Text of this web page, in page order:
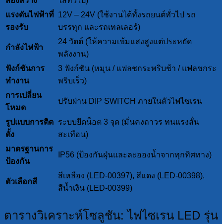
แรงดันไฟฟ้าที่
รองรับ
12V – 24V (ใช้งานได้ทั้งรถยนต์ทั่วไป รถ
บรรทุก และรถเทลเลอร์)
กำลังไฟฟ้า
24 วัตต์ (ให้ความเข้มแสงสูงแต่ประหยัด
พลังงาน)
ฟังก์ชันการ
ทำงาน
3 ฟังก์ชัน (หมุน / แฟลชกระพริบช้า / แฟลชกระ
พริบเร็ว)
การเปลี่ยน
โหมด
ปรับผ่าน DIP SWITCH ภายในตัวไฟไซเรน
รูปแบบการติด
ตั้ง
ระบบยึดน็อต 3 จุด (มั่นคงถาวร ทนแรงสั่น
สะเทือน)
มาตรฐานการ
ป้องกัน
IP56 (ป้องกันฝุ่นและละอองน้ำจากทุกทิศทาง)
ตัวเลือกสี
สีเหลือง (LED-00397), สีแดง (LED-00398),
สีน้ำเงิน (LED-00399)
ตารางวิเคราะห์โซลูชัน: ไฟไซเรน LED รุ่น